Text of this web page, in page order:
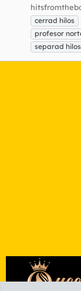
cerrad hilos
profesor
separad hilos